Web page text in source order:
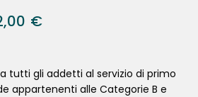
€
tutti gli addetti al servizio di primo
appartenenti alle Categorie B e